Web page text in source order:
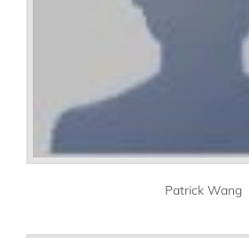
Patrick Wang